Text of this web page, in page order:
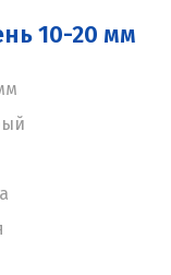
10-20 мм